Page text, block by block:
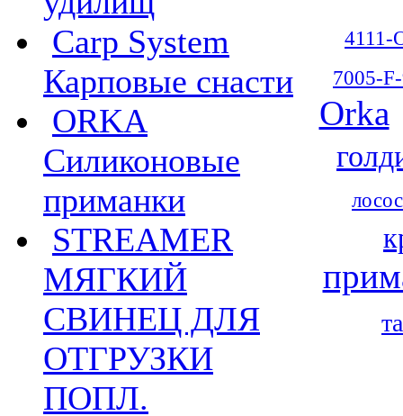
Carp System
Карповые снасти
ORKA
Силиконовые
приманки
STREAMER
МЯГКИЙ
СВИНЕЦ ДЛЯ
ОТГРУЗКИ
ПОПЛ.
4111-
7005-
Orka